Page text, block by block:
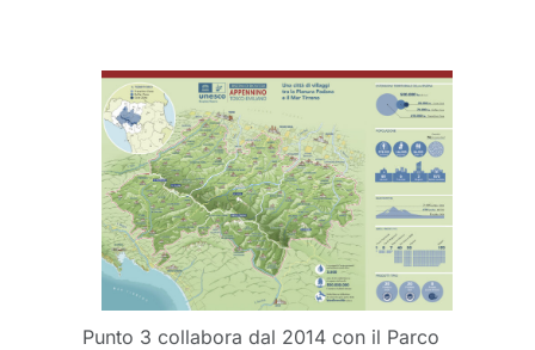
Punto 3 collabora dal 2014 con il Parco